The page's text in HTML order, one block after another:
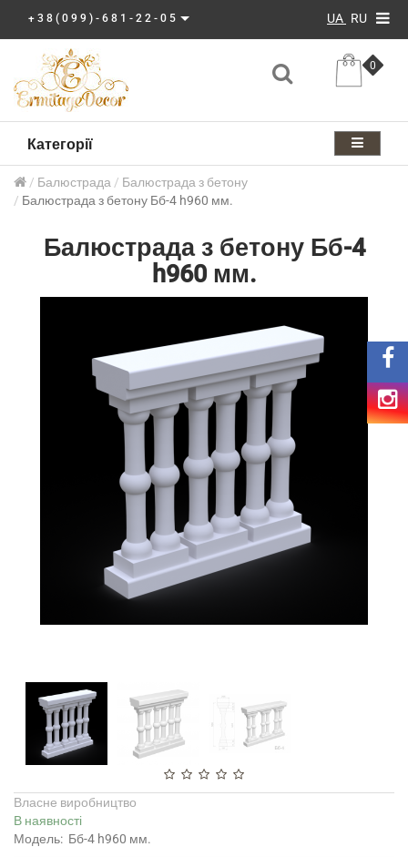
+38(099)-681-22-05 UA RU
0
Категорії
Балюстрада
Балюстрада з бетону
Балюстрада з бетону Бб-4 h960 мм.
Балюстрада з бетону Бб-4
h960 мм.
Власне виробництво
В наявності
Модель: Бб-4 h960 мм.